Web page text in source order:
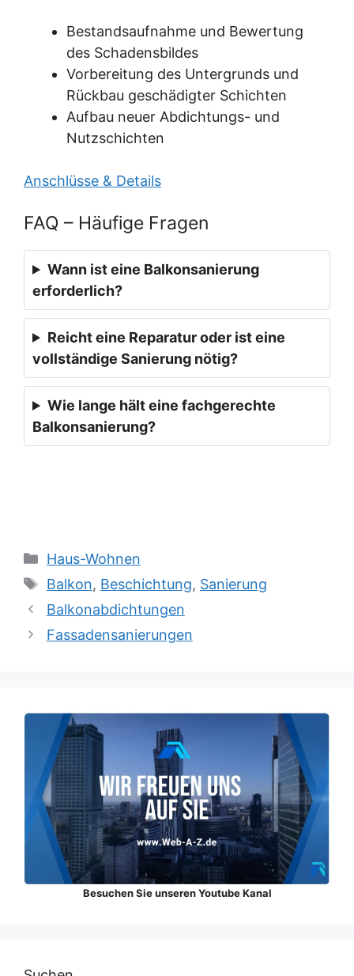
Bestandsaufnahme und Bewertung
des Schadensbildes
Vorbereitung des Untergrunds und
Rückbau geschädigter Schichten
Aufbau neuer Abdichtungs- und
Nutzschichten
Anschlüsse & Details
FAQ – Häufige Fragen
Wann ist eine Balkonsanierung
erforderlich?
Reicht eine Reparatur oder ist eine
vollständige Sanierung nötig?
Wie lange hält eine fachgerechte
Balkonsanierung?
Kategorien
Haus-Wohnen
Schlagwörter
Balkon, Beschichtung, Sanierung
Balkonabdichtungen
Fassadensanierungen
Besuchen Sie unseren Youtube Kanal